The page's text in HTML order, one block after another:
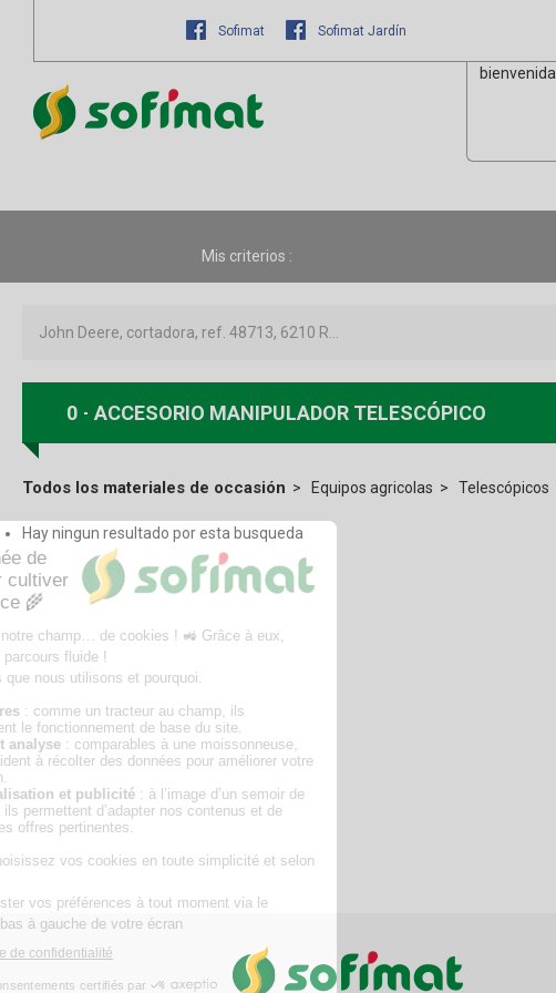
Sofimat Sofimat Jardín
bienvenida
Mis criterios :
Todos los materiales de occasión Equipos agricolas Telescópicos
0 ACCESORIO MANIPULADOR TELESCÓPICO
Hay ningun resultado por esta busqueda